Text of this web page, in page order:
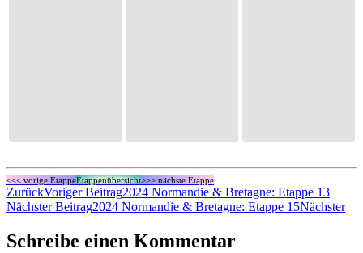
<<< vorige EtappeEtappenübersicht>>> nächste Etappe
ZurückVoriger Beitrag2024 Normandie & Bretagne: Etappe 13
Nächster Beitrag2024 Normandie & Bretagne: Etappe 15Nächster
Schreibe einen Kommentar